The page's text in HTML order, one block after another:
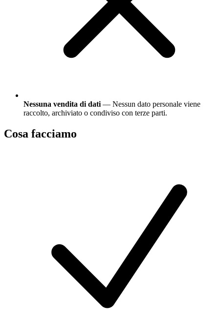
Nessuna vendita di dati — Nessun dato personale viene
raccolto, archiviato o condiviso con terze parti.
Cosa facciamo